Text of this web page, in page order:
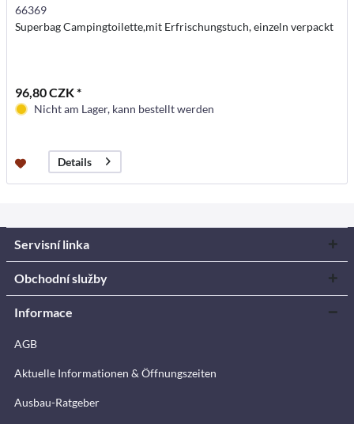
66369
Superbag Campingtoilette,mit Erfrischungstuch, einzeln verpackt
96,80 CZK *
Nicht am Lager, kann bestellt werden
Details
Servisní linka
Obchodní služby
Informace
AGB
Aktuelle Informationen & Öffnungszeiten
Ausbau-Ratgeber